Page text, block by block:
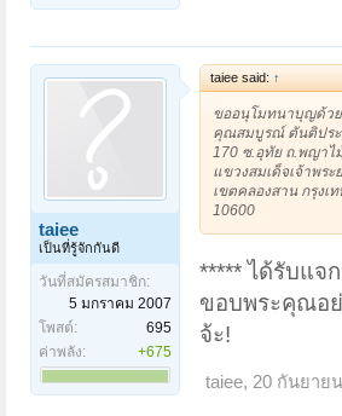
taiee
เป็นที่รู้จักกันดี
วันที่สมัครสมาชิก:
5 มกราคม 2007
โพสต์:
695
ค่าพลัง:
+675
taiee said: ↑
ขออนุโมทนาบุญด้วย
คุณสมบูรณ์ ตันติปร
170 ซ.อุทัย ถ.พญาไ
แขวงสมเด็จเจ้าพระ
เขตคลองสาน กรุงเ
10600
***** ได้รับแจ
ขอบพระคุณอย่
จ้ะ!
taiee, 20 กันยาย